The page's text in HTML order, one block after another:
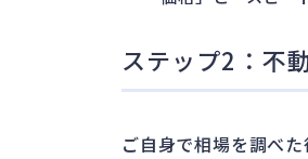
ステップ2：不
ご自身で相場を調べ